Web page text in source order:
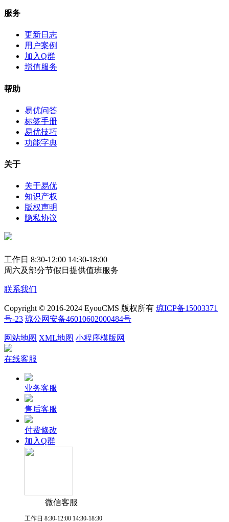
服务
更新日志
用户案例
加入Q群
增值服务
帮助
易优问答
标签手册
易优技巧
功能字典
关于
关于易优
知识产权
版权声明
隐私协议
工作日 8:30-12:00 14:30-18:00
周六及部分节假日提供值班服务
联系我们
Copyright © 2016-2024 EyouCMS 版权所有 琼ICP备15003371
号-23 琼公网安备46010602000484号
网站地图 XML地图 小程序模版网
在线客服
业务客服
售后客服
付费修改
加入Q群
微信客服
工作日 8:30-12:00 14:30-18:30